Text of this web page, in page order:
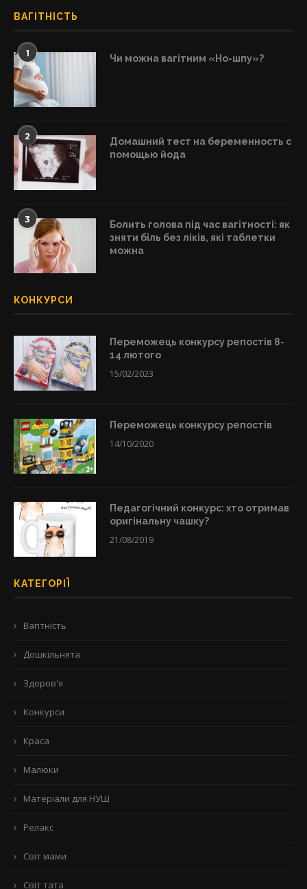
ВАГІТНІСТЬ
1 Чи можна вагітним «Но-шпу»?
2
Домашний тест на беременность с
помощью йода
3
Болить голова під час вагітності: як
зняти біль без ліків, які таблетки
можна
КОНКУРСИ
Переможець конкурсу репостів 8-
14 лютого
15/02/2023
Переможець конкурсу репостів
14/10/2020
Педагогічний конкурс: хто отримав
оригінальну чашку?
21/08/2019
КАТЕГОРІЇ
Вагітність
Дошкільнята
Здоров'я
Конкурси
Краса
Малюки
Матеріали для НУШ
Релакс
Світ мами
Світ тата